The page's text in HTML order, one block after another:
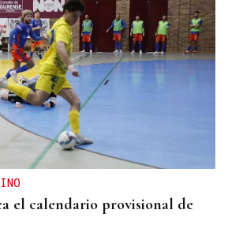
el calendario provisional de